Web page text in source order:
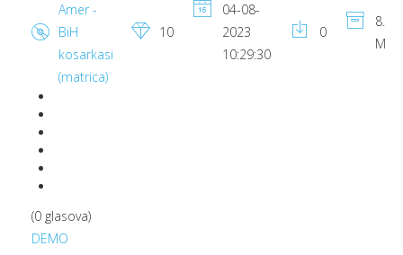
Amer -
BiH
kosarkasi
(matrica)
10
04-08-
2023
10:29:30
0
8.63
MB
(0 glasova)
DEMO